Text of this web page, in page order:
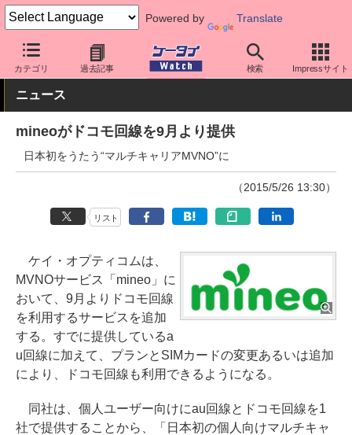
Powered by Translate
カテゴリ 過去記事 検索 Impressサイト
ケータイ Watch 格安スマホ/格安SIM 格安SIM/MVNO mineo
ニュース
mineoがドコモ回線を9月より提供
日本初をうたう“マルチキャリアMVNO”に
（2015/5/26 13:30）
リスト
ケイ・オプティコムは、
MVNOサービス「mineo」に
おいて、9月よりドコモ回線
を利用するサービスを追加
する。すでに提供しているa
u回線に加えて、プランとSIMカードの変更あるいは追加
により、ドコモ回線も利用できるようになる。
同社は、個人ユーザー向けにau回線とドコモ回線を1
社で提供することから、「日本初の個人向けマルチキャ